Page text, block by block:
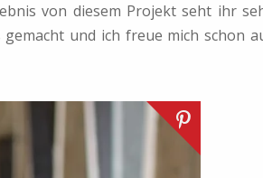
von diesem Projekt seht ihr
und ich freue mich schon